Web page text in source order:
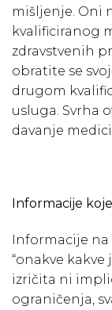
mišljenje. Oni
kvalificiranog
zdravstvenih
obratite se
drugom
usluga. Svrha
davanje
Informacije
Informacije
“onakve kakve
izričita ni
ograničenja,